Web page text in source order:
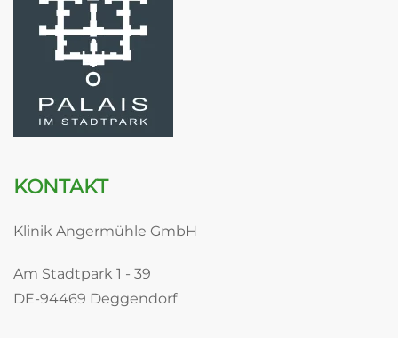
KONTAKT
Klinik Angermühle GmbH
Am Stadtpark 1 - 39
DE-94469 Deggendorf